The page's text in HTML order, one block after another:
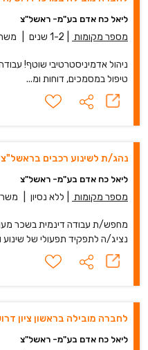
ליאל כח אדם בע"מ- ראשל"צ
מספר מקומות 1-2 שנים
ניהול אדמיניסטרטיבי שוטף!
טיפול במסמכים, דוחות ומ...
נהג/ת לשינוע רכבים בראשל"צ - 50 ש"ח
ליאל כח אדם בע"מ- ראשל"צ
מספר מקומות ללא נסיון
מחפש/ת עבודה דינמית בשכר
נציג/ה לתפקיד תפעולי של שינוע
לחברה מובילה בראשון ציון
ליאל כח אדם בע"מ- ראשל"צ